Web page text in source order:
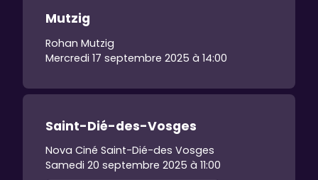
Mutzig
Rohan Mutzig
Mercredi 17 septembre 2025 à 14:00
Saint-Dié-des-Vosges
Nova Ciné Saint-Dié-des Vosges
Samedi 20 septembre 2025 à 11:00